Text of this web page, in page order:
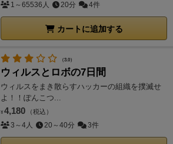
1～65536人 20分 4件
カートに追加する
（3.0）
ウィルスとロボの7日間
ウィルスをまき散らすハッカーの組織を撲滅せ
よ！！ぽんこつ...
¥ 4,180 （税込）
3～4人 20～40分 3件